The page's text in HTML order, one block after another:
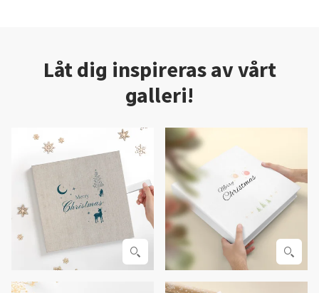
Låt dig inspireras av vårt
galleri!